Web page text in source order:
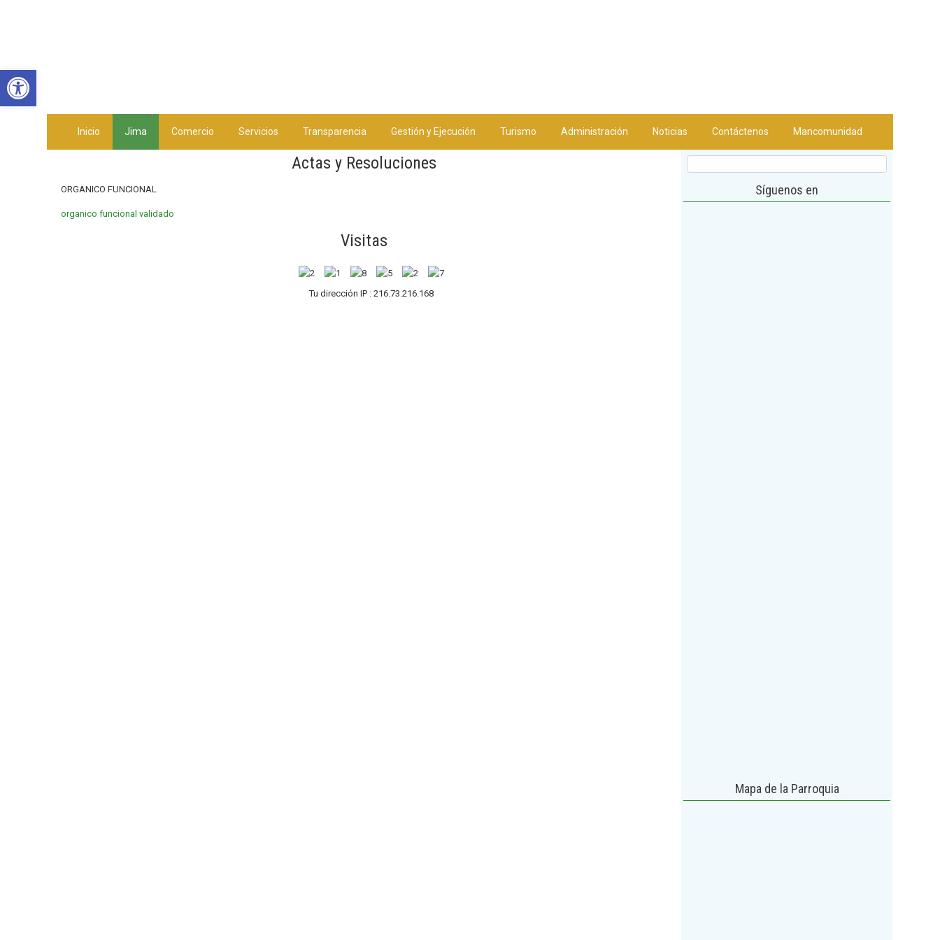
Inicio Jima Comercio Servicios Transparencia Gestión y Ejecución Turismo Administración Noticias Contáctenos Mancomunidad
Actas y Resoluciones
ORGANICO FUNCIONAL
organico funcional validado
Visitas
Tu dirección IP : 216.73.216.168
Síguenos en
Mapa de la Parroquia
Abrir barra de herramientas